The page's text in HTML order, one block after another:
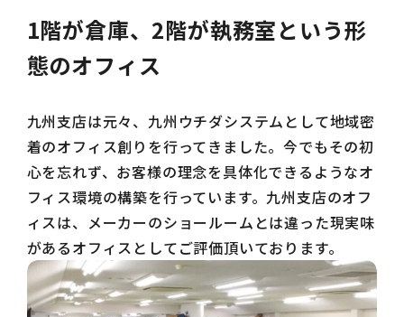
1階が倉庫、2階が執務室という形
態のオフィス
九州支店は元々、九州ウチダシステムとして地域密
着のオフィス創りを行ってきました。今でもその初
心を忘れず、お客様の理念を具体化できるようなオ
フィス環境の構築を行っています。九州支店のオフ
ィスは、メーカーのショールームとは違った現実味
があるオフィスとしてご評価頂いております。